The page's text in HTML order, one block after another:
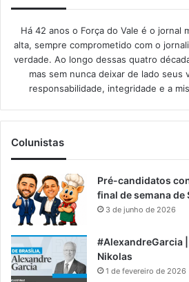
Há 42 anos o Força do Vale é o jornal
alta, sempre comprometido com o
verdade. Ao longo dessas quatro
mas sem nunca deixar de lado seus
responsabilidade, integridade e a
Colunistas
Pré-candidatos
final de semana de
3 de junho de 2026
#AlexandreGarcia
Nikolas
1 de fevereiro de 2026